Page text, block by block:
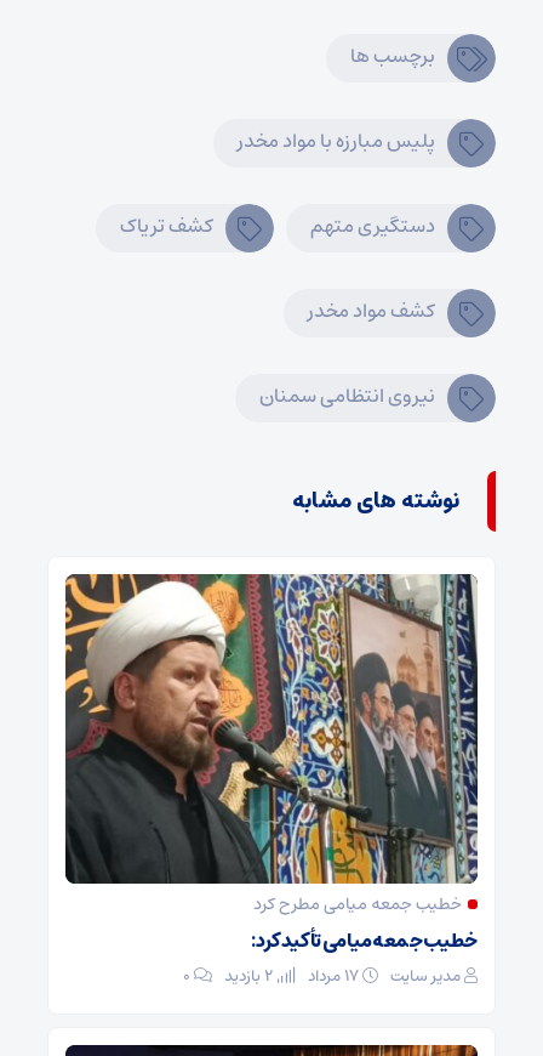
برچسب ها
پلیس مبارزه با مواد مخدر
دستگیری متهم کشف تریاک
کشف مواد مخدر
نیروی انتظامی سمنان
نوشته های مشابه
خطیب جمعه میامی مطرح کرد
خطیب جمعه میامی تأکید کرد:
مدیر سایت ۰